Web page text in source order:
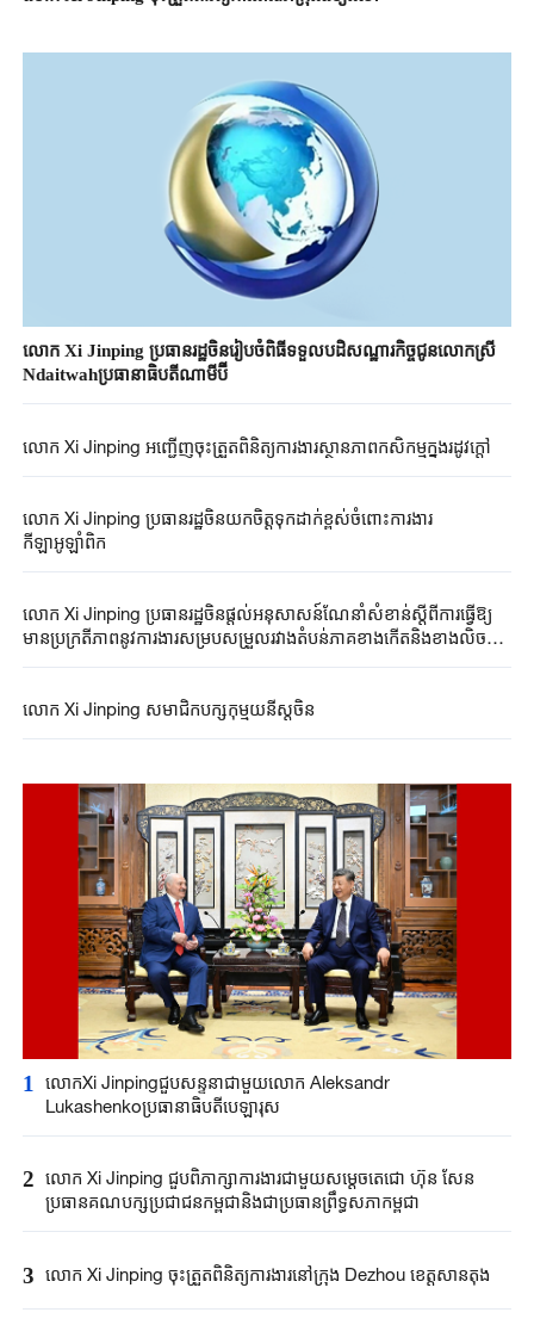
លោក Xi Jinping ប្រធាន​រដ្ឋ​ចិនរៀបចំ​ពិធីទទួលបដិសណ្ឋារកិច្ច​ជូន​លោកស្រី​
Ndaitwah​ប្រធានាធិបតី​ណាមីប៊ី
លោក Xi Jinping អញ្ជើញ​ចុះត្រួតពិនិត្យការងារស្ថានភាពកសិកម្មក្នុងរដូវក្តៅ
លោក Xi Jinping ប្រធានរដ្ឋ​ចិនយកចិត្តទុកដាក់ខ្ពស់​ចំពោះការងារ
កីឡាអូឡាំពិក
លោក Xi Jinping ប្រធានរដ្ឋចិនផ្តល់អនុសាសន៍ណែនាំសំខាន់ស្តីពីការធ្វើឱ្យ
មានប្រក្រតីភាពនូវការងារសម្របសម្រួលរវាងតំបន់ភាគខាងកើតនិងខាងលិច
លោក Xi Jinping សមាជិកបក្សកុម្មុយនីស្តចិន
1 លោកXi Jinpingជួបសន្ទនាជាមួយលោក Aleksandr
Lukashenkoប្រធានាធិបតីបេឡារុស
2 លោក Xi Jinping ​ជួបពិភាក្សា​ការងារជាមួយ​សម្តេច​តេជោ ហ៊ុន សែន ​
ប្រធានគណបក្ស​ប្រជាជន​កម្ពុជានិងជា​ប្រធានព្រឹទ្ធសភា​កម្ពុជា​
3 លោក Xi Jinping ចុះត្រួតពិនិត្យការងារនៅក្រុង Dezhou ខេត្តសានតុង